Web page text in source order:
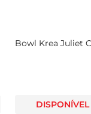
Bowl Krea Juliet